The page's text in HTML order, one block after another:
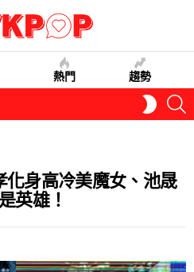
熱門 趨勢
SKIN
身高冷美魔女、池晟
英雄！